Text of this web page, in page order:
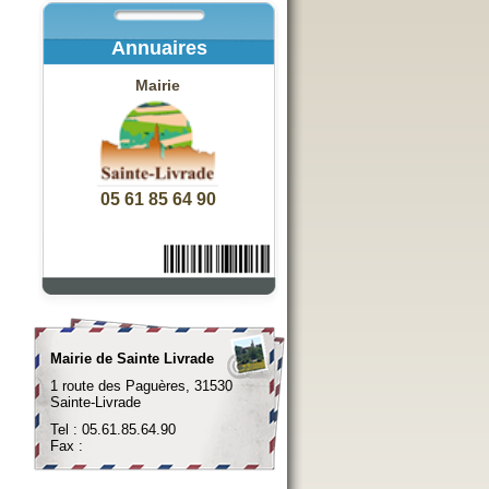
Annuaires
Mairie
05 61 85 64 90
Mairie de Sainte Livrade
1 route des Paguères, 31530
Sainte-Livrade
Tel : 05.61.85.64.90
Fax :